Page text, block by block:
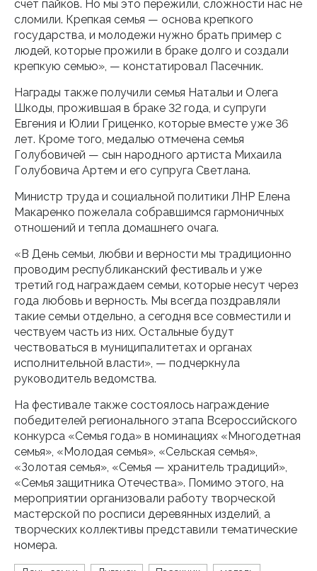
счет пайков. Но мы это пережили, сложности нас не
сломили. Крепкая семья — основа крепкого
государства, и молодежи нужно брать пример с
людей, которые прожили в браке долго и создали
крепкую семью», — констатировал Пасечник.
Награды также получили семья Натальи и Олега
Шкоды, прожившая в браке 32 года, и супруги
Евгения и Юлии Гриценко, которые вместе уже 36
лет. Кроме того, медалью отмечена семья
Голубовичей — сын народного артиста Михаила
Голубовича Артем и его супруга Светлана.
Министр труда и социальной политики ЛНР Елена
Макаренко пожелала собравшимся гармоничных
отношений и тепла домашнего очага.
«В День семьи, любви и верности мы традиционно
проводим республиканский фестиваль и уже
третий год награждаем семьи, которые несут через
года любовь и верность. Мы всегда поздравляли
такие семьи отдельно, а сегодня все совместили и
чествуем часть из них. Остальные будут
чествоваться в муниципалитетах и органах
исполнительной власти», — подчеркнула
руководитель ведомства.
На фестивале также состоялось награждение
победителей регионального этапа Всероссийского
конкурса «Семья года» в номинациях «Многодетная
семья», «Молодая семья», «Сельская семья»,
«Золотая семья», «Семья — хранитель традиций»,
«Семья защитника Отечества». Помимо этого, на
мероприятии организовали работу творческой
мастерской по росписи деревянных изделий, а
творческих коллективы представили тематические
номера.